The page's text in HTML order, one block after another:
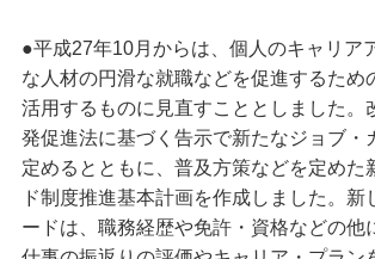
●平成27年10月からは、個人のキャリア
な人材の円滑な就職などを促進するため
活用するものに見直すこととしました。
発促進法に基づく告示で新たなジョブ・
定めるとともに、普及方策などを定めた
ド制度推進基本計画を作成しました。新
ードは、職務経歴や免許・資格などの他